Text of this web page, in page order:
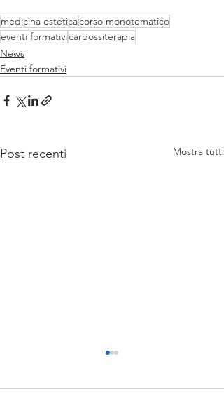
medicina esteticacorso monotematico
eventi formativicarbossiterapia
News
Eventi formativi
Post recenti Mostra tutti